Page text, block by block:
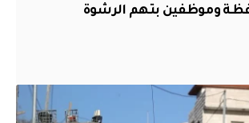
وموظفين بتهم الرشوة